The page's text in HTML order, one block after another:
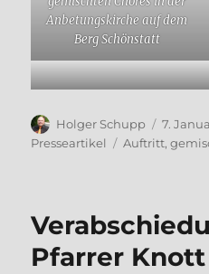
Anbetungskirche auf dem
Berg Schönstatt
Autor
Holger Schupp
am
7.
Presseartikel
Schlagwörter
Auftritt,
Pfarrer Knott